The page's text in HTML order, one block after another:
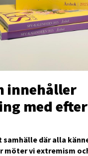
innehåller
med
samhälle där alla
möter vi extremism